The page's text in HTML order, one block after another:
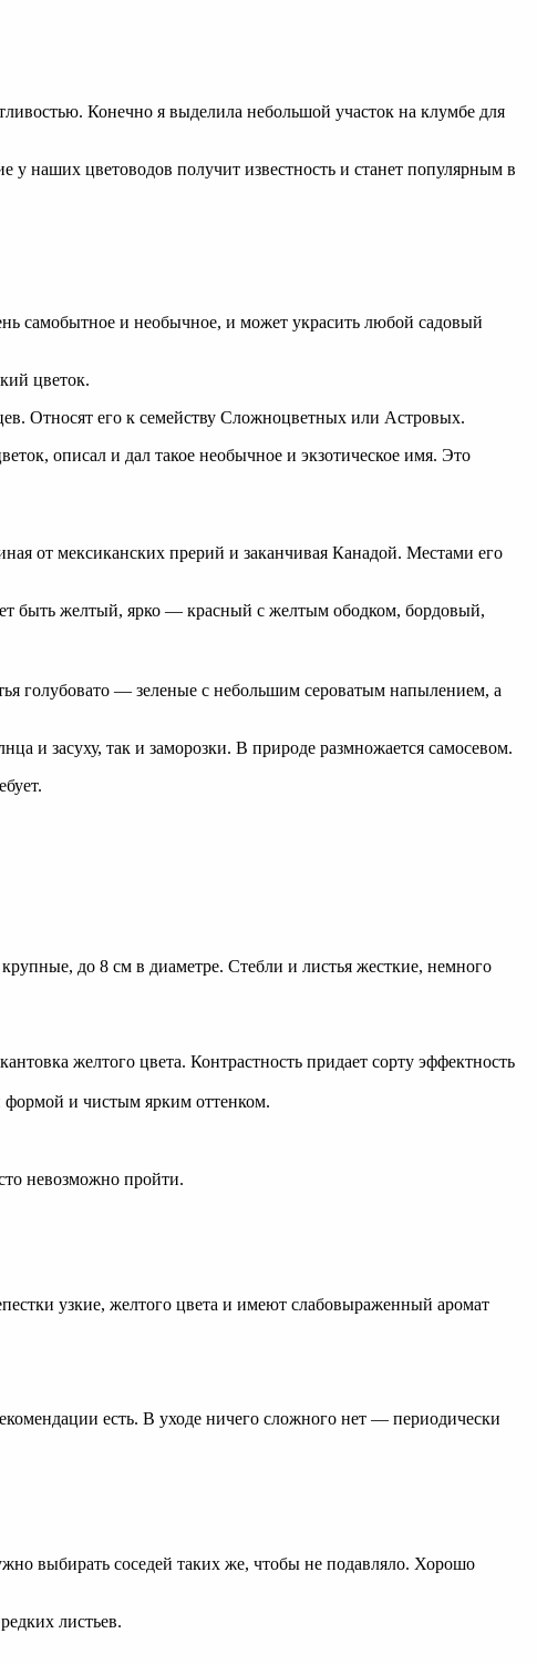
Конечно я выделила небольшой участок на клумбе для
у наших цветоводов получит известность и станет популярным в
самобытное и необычное, и может украсить любой садовый
цветок.
Относят его к семейству Сложноцветных или Астровых.
описал и дал такое необычное и экзотическое имя. Это
от мексиканских прерий и заканчивая Канадой. Местами его
быть желтый, ярко — красный с желтым ободком, бордовый,
голубовато — зеленые с небольшим сероватым напылением, а
и засуху, так и заморозки. В природе размножается самосевом.
до 8 см в диаметре. Стебли и листья жесткие, немного
желтого цвета. Контрастность придает сорту эффектность
и чистым ярким оттенком.
невозможно пройти.
узкие, желтого цвета и имеют слабовыраженный аромат
есть. В уходе ничего сложного нет — периодически
выбирать соседей таких же, чтобы не подавляло. Хорошо
листьев.